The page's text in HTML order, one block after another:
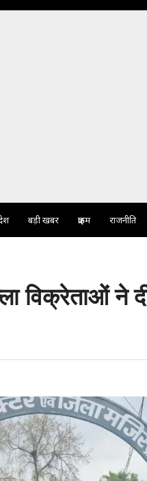
बड़ी खबर क्राइम राजनीति
विक्रेताओं ने